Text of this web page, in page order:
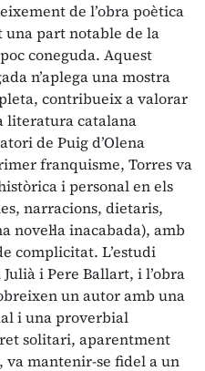
de l’obra poètica
una part notable de la
coneguda. Aquest
n’aplega una mostra
contribueix a valorar
literatura catalana
de Puig d’Olena
franquisme, Torres va
i personal en els
narracions, dietaris,
novel·la inacabada), amb
complicitat. L’estudi
i Pere Ballart, i l’obra
un autor amb una
i una proverbial
solitari, aparentment
mantenir-se fidel a un